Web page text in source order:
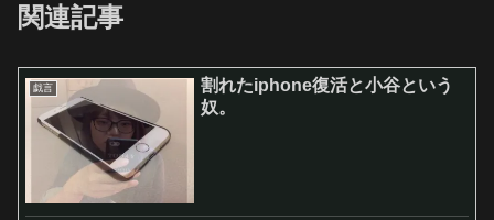
関連記事
戯言
割れたiphone復活と小谷という
奴。